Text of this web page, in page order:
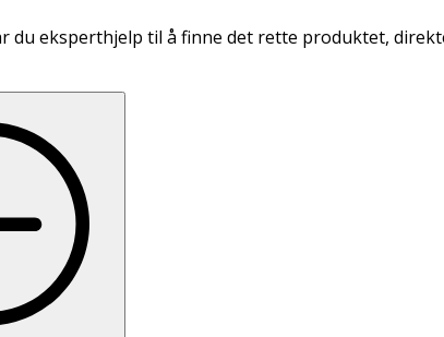
du eksperthjelp til å finne det rette produktet,